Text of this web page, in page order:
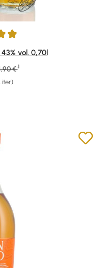
4.88 von 5 Sternen
vol. 0,70l
Preis:
€ 1